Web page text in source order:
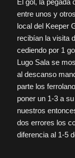
El gol, la pegada
entre unos y
local del Keeper
recibían la visita
cediendo por 1
Lugo Sala se
al descanso
parte los
poner un 1-3 a
nuestros
dos errores los
diferencia al 1-5